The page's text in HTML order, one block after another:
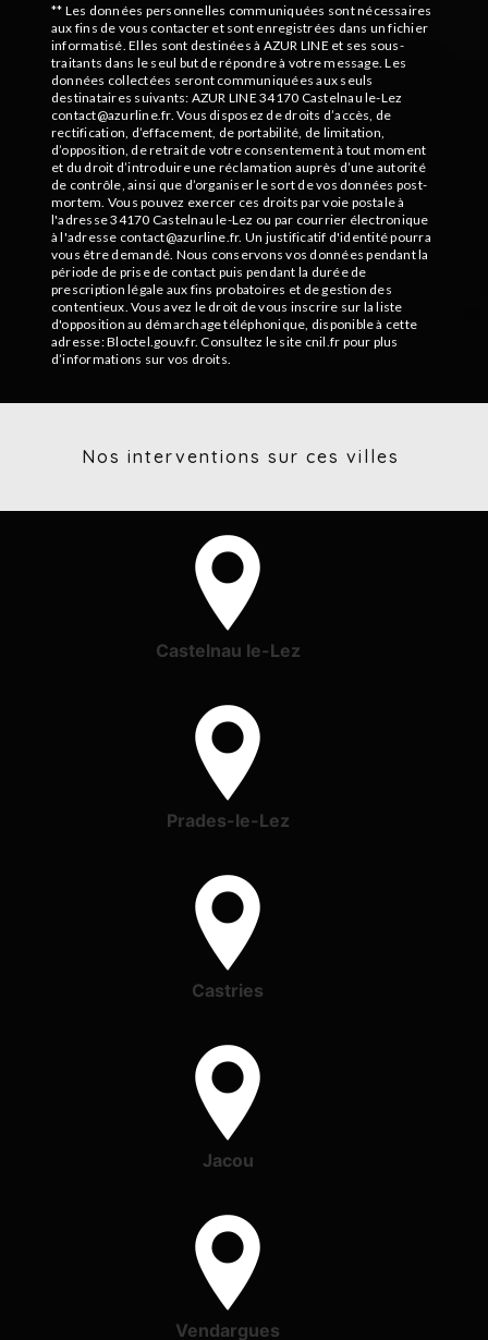
** Les données personnelles communiquées sont nécessaires
aux fins de vous contacter et sont enregistrées dans un fichier
informatisé. Elles sont destinées à AZUR LINE et ses sous-
traitants dans le seul but de répondre à votre message. Les
données collectées seront communiquées aux seuls
destinataires suivants: AZUR LINE 34170 Castelnau le-Lez
contact@azurline.fr. Vous disposez de droits d’accès, de
rectification, d’effacement, de portabilité, de limitation,
d’opposition, de retrait de votre consentement à tout moment
et du droit d’introduire une réclamation auprès d’une autorité
de contrôle, ainsi que d’organiser le sort de vos données post-
mortem. Vous pouvez exercer ces droits par voie postale à
l'adresse 34170 Castelnau le-Lez ou par courrier électronique
à l'adresse contact@azurline.fr. Un justificatif d'identité pourra
vous être demandé. Nous conservons vos données pendant la
période de prise de contact puis pendant la durée de
prescription légale aux fins probatoires et de gestion des
contentieux. Vous avez le droit de vous inscrire sur la liste
d'opposition au démarchage téléphonique, disponible à cette
adresse:Bloctel.gouv.fr. Consultez le site cnil.fr pour plus
d’informations sur vos droits.
Nos interventions sur ces villes
Castelnau le-Lez
Prades-le-Lez
Castries
Jacou
Vendargues